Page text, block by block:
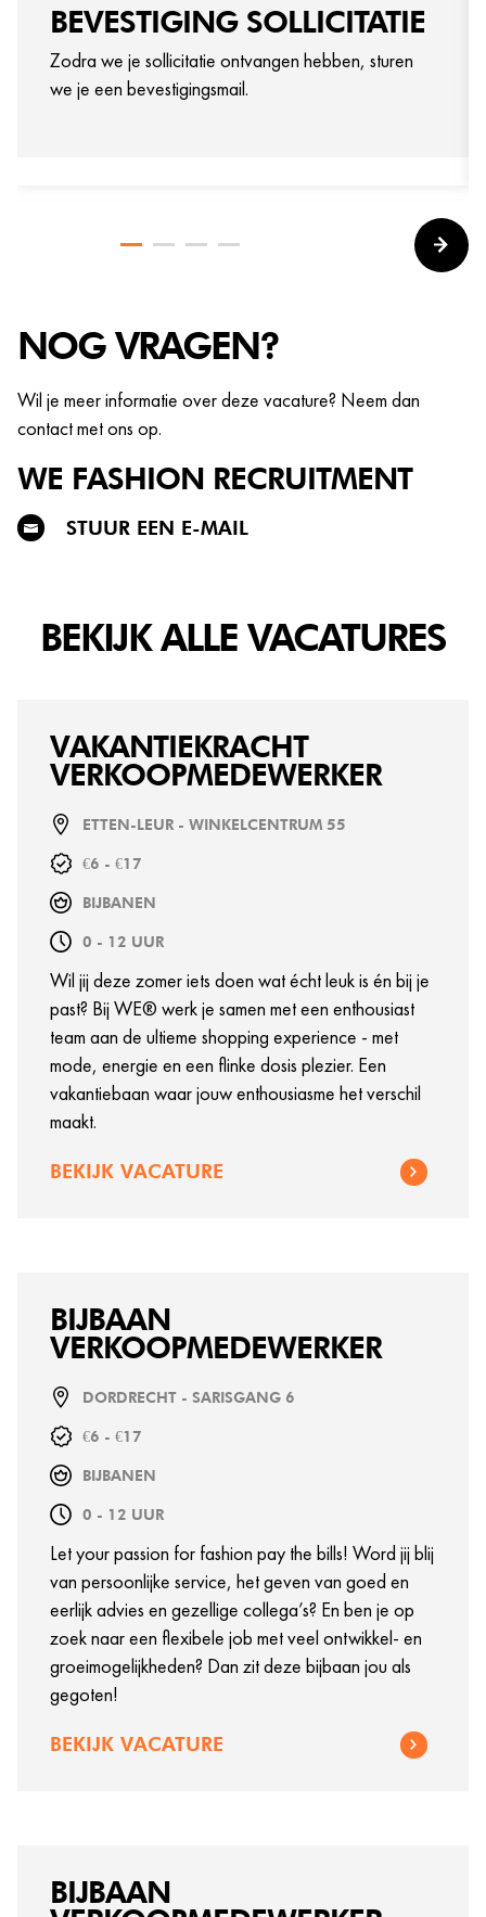
BEVESTIGING SOLLICITATIE
Zodra we je sollicitatie ontvangen hebben, sturen
we je een bevestigingsmail.
NOG VRAGEN?
Wil je meer informatie over deze vacature? Neem dan
contact met ons op.
WE FASHION RECRUITMENT
STUUR EEN E-MAIL
BEKIJK ALLE VACATURES
VAKANTIEKRACHT
VERKOOPMEDEWERKER
ETTEN-LEUR - WINKELCENTRUM 55
€6 - €17
BIJBANEN
0 - 12 UUR
Wil jij deze zomer iets doen wat écht leuk is én bij je
past? Bij WE® werk je samen met een enthousiast
team aan de ultieme shopping experience - met
mode, energie en een flinke dosis plezier. Een
vakantiebaan waar jouw enthousiasme het verschil
maakt.
BEKIJK VACATURE
BIJBAAN
VERKOOPMEDEWERKER
DORDRECHT - SARISGANG 6
€6 - €17
BIJBANEN
0 - 12 UUR
Let your passion for fashion pay the bills! Word jij blij
van persoonlijke service, het geven van goed en
eerlijk advies en gezellige collega’s? En ben je op
zoek naar een flexibele job met veel ontwikkel- en
groeimogelijkheden? Dan zit deze bijbaan jou als
gegoten!
BEKIJK VACATURE
BIJBAAN